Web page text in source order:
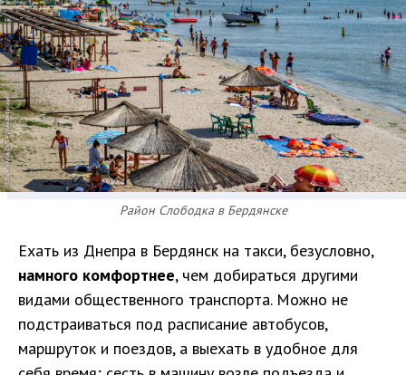
Район Слободка в Бердянске
Ехать из Днепра в Бердянск на такси, безусловно,
намного комфортнее, чем добираться другими
видами общественного транспорта. Можно не
подстраиваться под расписание автобусов,
маршруток и поездов, а выехать в удобное для